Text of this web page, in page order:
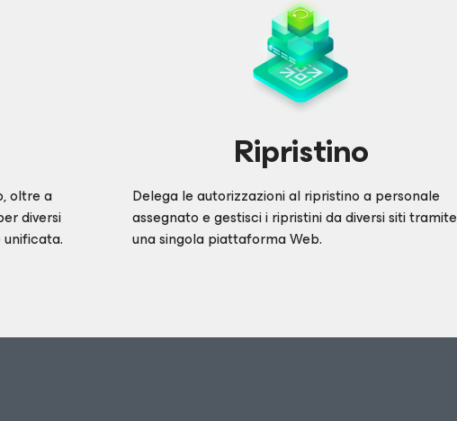
oltre a
diversi
Ripristino
Delega le autorizzazioni al ripristino a personale
assegnato e gestisci i ripristini da diversi siti tramite
una singola piattaforma Web.